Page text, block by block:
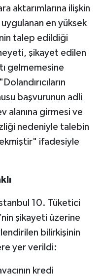
aktarımlarına ilişkin
en yüksek
talep edildiği
şikayet edilen
gelmemesine
başvurunun adli
alanına girmesi ve
nedeniyle talebin
ifadesiyle
10. Tüketici
şikayeti üzerine
bilirkişinin
yer verildi:
kredi